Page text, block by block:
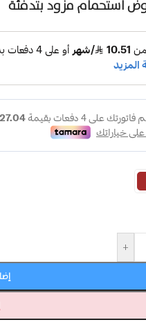
استحمام مزود بتدفئة
+